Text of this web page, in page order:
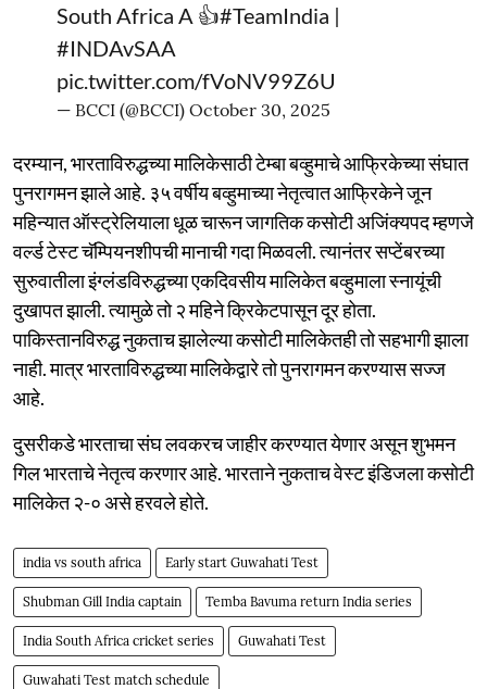
South Africa A 👍#TeamIndia |
#INDAvSAA
pic.twitter.com/fVoNV99Z6U
— BCCI (@BCCI) October 30, 2025
दरम्यान, भारताविरुद्धच्या मालिकेसाठी टेम्बा बव्हुमाचे आफ्रिकेच्या संघात
पुनरागमन झाले आहे. ३५ वर्षीय बव्हुमाच्या नेतृत्वात आफ्रिकेने जून
महिन्यात ऑस्ट्रेलियाला धूळ चारून जागतिक कसोटी अजिंक्यपद म्हणजे
वर्ल्ड टेस्ट चॅम्पियनशीपची मानाची गदा मिळवली. त्यानंतर सप्टेंबरच्या
सुरुवातीला इंग्लंडविरुद्धच्या एकदिवसीय मालिकेत बव्हुमाला स्नायूंची
दुखापत झाली. त्यामुळे तो २ महिने क्रिकेटपासून दूर होता.
पाकिस्तानविरुद्ध नुकताच झालेल्या कसोटी मालिकेतही तो सहभागी झाला
नाही. मात्र भारताविरुद्धच्या मालिकेद्वारे तो पुनरागमन करण्यास सज्ज
आहे.
दुसरीकडे भारताचा संघ लवकरच जाहीर करण्यात येणार असून शुभमन
गिल भारताचे नेतृत्व करणार आहे. भारताने नुकताच वेस्ट इंडिजला कसोटी
मालिकेत २-० असे हरवले होते.
india vs south africa Early start Guwahati Test
Shubman Gill India captain Temba Bavuma return India series
India South Africa cricket series Guwahati Test
Guwahati Test match schedule